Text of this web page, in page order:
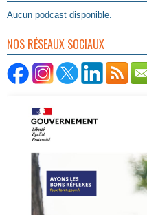
Aucun podcast disponible.
NOS RÉSEAUX SOCIAUX